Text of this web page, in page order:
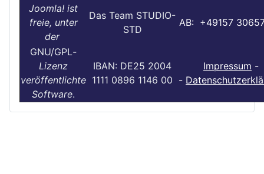
Joomla! ist
freie, unter
der
Das Team STUDIO-
STD
AB: +49157
GNU/GPL-
Lizenz
veröffentlichte
Software.
IBAN: DE25 2004
1111 0896 1146 00
Impressum -
-